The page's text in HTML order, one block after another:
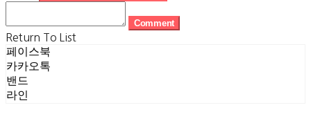
Comment
Return To List
페이스북
카카오톡
밴드
라인